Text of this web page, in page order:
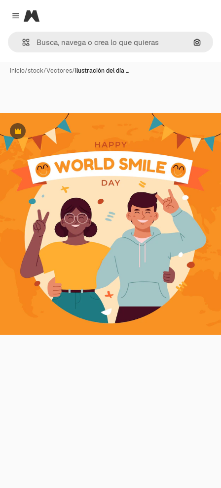
Close menu
Magnific
Inicio/stock/Vectores/Ilustración del día …
Premium